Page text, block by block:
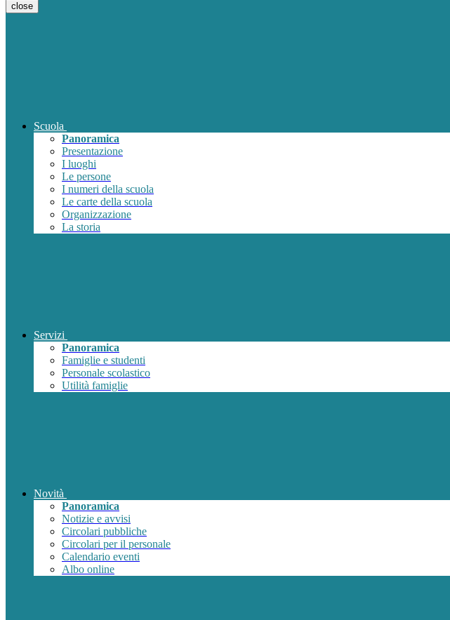
close
Scuola
Panoramica
Presentazione
I luoghi
Le persone
I numeri della scuola
Le carte della scuola
Organizzazione
La storia
Servizi
Panoramica
Famiglie e studenti
Personale scolastico
Utilità famiglie
Novità
Panoramica
Notizie e avvisi
Circolari pubbliche
Circolari per il personale
Calendario eventi
Albo online